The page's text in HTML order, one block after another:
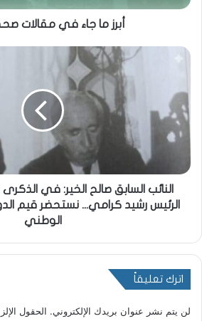
أبرز ما جاء في مقالات
النائب السابق صالح الخير: في
الرئيس رشيد كرامي... نستحضر قيم
الوطني
اترك تعليقاً
لن يتم نشر عنوان بريدك الإلكتروني. الحقول